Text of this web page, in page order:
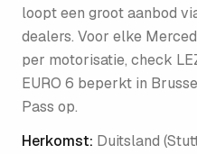
loopt een groot aanbod
dealers. Voor elke
per motorisatie, check
EURO 6 beperkt in
Pass op.
Herkomst: Duitsland